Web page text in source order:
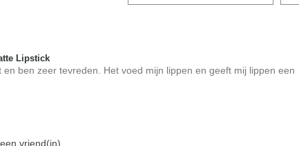
Lipstick
ben zeer tevreden. Het voed mijn lippen en geeft mij lippen een
vriend(in)